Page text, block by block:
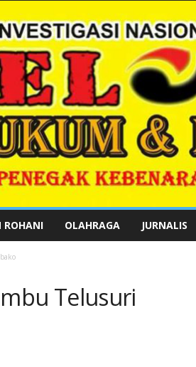
ROHANI OLAHRAGA JURNALIS
Telusuri